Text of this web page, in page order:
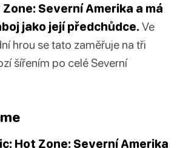
Severní Amerika a má
jako její předchůdce. Ve
hrou se tato zaměřuje na tři
šířením po celé Severní
Hot Zone: Severní Amerika